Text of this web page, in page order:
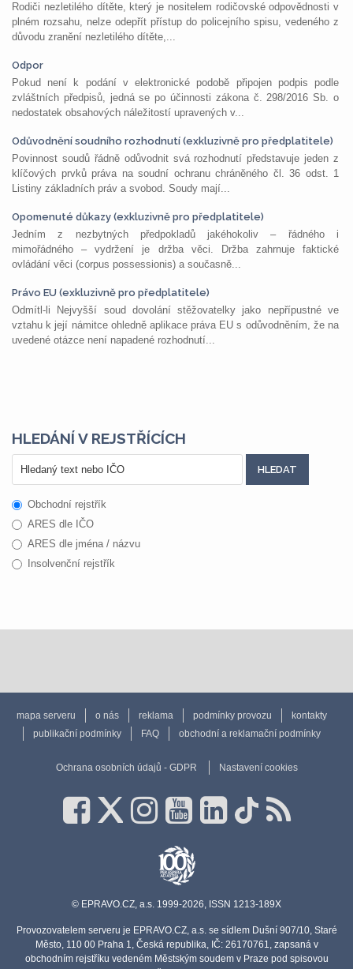
Rodiči nezletilého dítěte, který je nositelem rodičovské odpovědnosti v
plném rozsahu, nelze odepřít přístup do policejního spisu, vedeného z
důvodu zranění nezletilého dítěte,...
Odpor
Pokud není k podání v elektronické podobě připojen podpis podle
zvláštních předpisů, jedná se po účinnosti zákona č. 298/2016 Sb. o
nedostatek obsahových náležitostí upravených v...
Odůvodnění soudního rozhodnutí (exkluzivně pro předplatitele)
Povinnost soudů řádně odůvodnit svá rozhodnutí představuje jeden z
klíčových prvků práva na soudní ochranu chráněného čl. 36 odst. 1
Listiny základních práv a svobod. Soudy mají...
Opomenuté důkazy (exkluzivně pro předplatitele)
Jedním z nezbytných předpokladů jakéhokoliv – řádného i
mimořádného – vydržení je držba věci. Držba zahrnuje faktické
ovládání věci (corpus possessionis) a současně...
Právo EU (exkluzivně pro předplatitele)
Odmítl-li Nejvyšší soud dovolání stěžovatelky jako nepřípustné ve
vztahu k její námitce ohledně aplikace práva EU s odůvodněním, že na
uvedené otázce není napadené rozhodnutí...
HLEDÁNÍ V REJSTŘÍCÍCH
Obchodní rejstřík
ARES dle IČO
ARES dle jména / názvu
Insolvenční rejstřík
mapa serveru o nás reklama podmínky provozu
kontakty
publikační podmínky
FAQ obchodní a reklamační podmínky
Ochrana osobních údajů - GDPR Nastavení cookies
© EPRAVO.CZ, a.s. 1999-2026, ISSN 1213-189X
Provozovatelem serveru je EPRAVO.CZ, a.s. se sídlem Dušní 907/10, Staré
Město, 110 00 Praha 1, Česká republika, IČ: 26170761, zapsaná v
obchodním rejstříku vedeném Městským soudem v Praze pod spisovou